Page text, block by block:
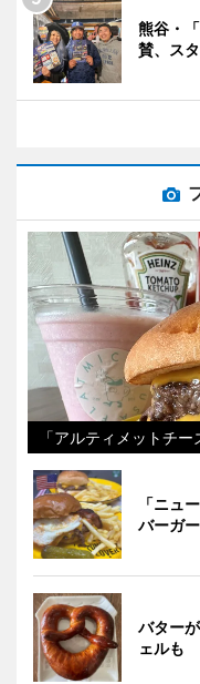
熊谷・
賛、ス
「アルティメットチー
「ニュ
バーガ
バター
ェルも